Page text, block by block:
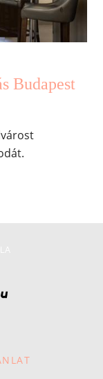
Budapest